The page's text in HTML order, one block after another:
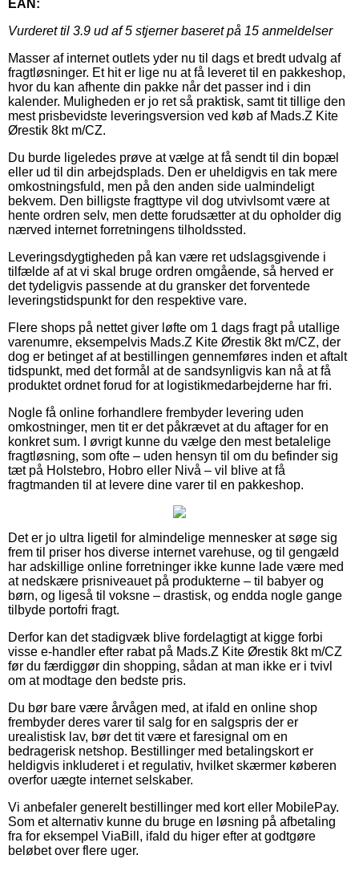
EAN:
Vurderet til 3.9 ud af 5 stjerner baseret på 15 anmeldelser
Masser af internet outlets yder nu til dags et bredt udvalg af
fragtløsninger. Et hit er lige nu at få leveret til en pakkeshop,
hvor du kan afhente din pakke når det passer ind i din
kalender. Muligheden er jo ret så praktisk, samt tit tillige den
mest prisbevidste leveringsversion ved køb af Mads.Z Kite
Ørestik 8kt m/CZ.
Du burde ligeledes prøve at vælge at få sendt til din bopæl
eller ud til din arbejdsplads. Den er uheldigvis en tak mere
omkostningsfuld, men på den anden side ualmindeligt
bekvem. Den billigste fragttype vil dog utvivlsomt være at
hente ordren selv, men dette forudsætter at du opholder dig
nærved internet forretningens tilholdssted.
Leveringsdygtigheden på kan være ret udslagsgivende i
tilfælde af at vi skal bruge ordren omgående, så herved er
det tydeligvis passende at du gransker det forventede
leveringstidspunkt for den respektive vare.
Flere shops på nettet giver løfte om 1 dags fragt på utallige
varenumre, eksempelvis Mads.Z Kite Ørestik 8kt m/CZ, der
dog er betinget af at bestillingen gennemføres inden et aftalt
tidspunkt, med det formål at de sandsynligvis kan nå at få
produktet ordnet forud for at logistikmedarbejderne har fri.
Nogle få online forhandlere frembyder levering uden
omkostninger, men tit er det påkrævet at du aftager for en
konkret sum. I øvrigt kunne du vælge den mest betalelige
fragtløsning, som ofte – uden hensyn til om du befinder sig
tæt på Holstebro, Hobro eller Nivå – vil blive at få
fragtmanden til at levere dine varer til en pakkeshop.
Det er jo ultra ligetil for almindelige mennesker at søge sig
frem til priser hos diverse internet varehuse, og til gengæld
har adskillige online forretninger ikke kunne lade være med
at nedskære prisniveauet på produkterne – til babyer og
børn, og ligeså til voksne – drastisk, og endda nogle gange
tilbyde portofri fragt.
Derfor kan det stadigvæk blive fordelagtigt at kigge forbi
visse e-handler efter rabat på Mads.Z Kite Ørestik 8kt m/CZ
før du færdiggør din shopping, sådan at man ikke er i tvivl
om at modtage den bedste pris.
Du bør bare være årvågen med, at ifald en online shop
frembyder deres varer til salg for en salgspris der er
urealistisk lav, bør det tit være et faresignal om en
bedragerisk netshop. Bestillinger med betalingskort er
heldigvis inkluderet i et regulativ, hvilket skærmer køberen
overfor uægte internet selskaber.
Vi anbefaler generelt bestillinger med kort eller MobilePay.
Som et alternativ kunne du bruge en løsning på afbetaling
fra for eksempel ViaBill, ifald du higer efter at godtgøre
beløbet over flere uger.